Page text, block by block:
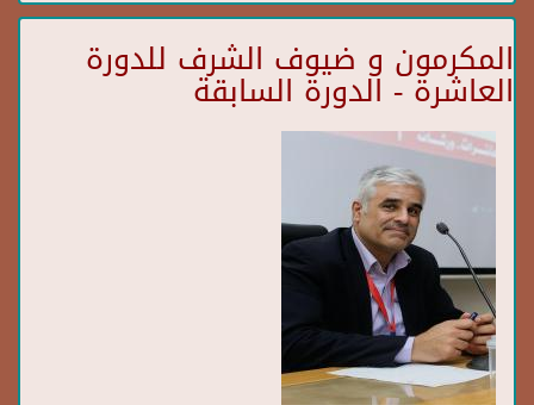
المكرمون و ضيوف الشرف للدورة
العاشرة - الدورة السابقة